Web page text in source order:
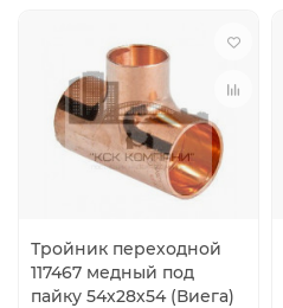
Тройник переходной
117467 медный под
пайку 54х28х54 (Виега)